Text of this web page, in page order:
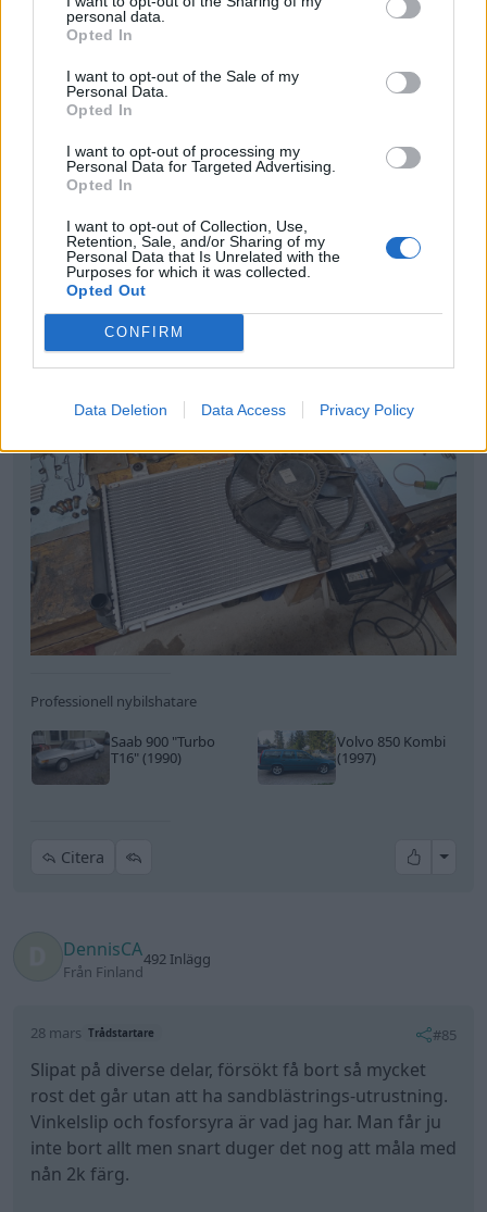
personal data.
Opted In
I want to opt-out of the Sale of my
Personal Data.
Opted In
I want to opt-out of processing my
Personal Data for Targeted Advertising.
Opted In
I want to opt-out of Collection, Use,
Retention, Sale, and/or Sharing of my
Personal Data that Is Unrelated with the
Purposes for which it was collected.
Opted Out
CONFIRM
Data Deletion Data Access Privacy Policy
Det behövs en till fläkt också, men har hittat en ur
en icke turbo modell.
Professionell nybilshatare
Saab 900 "Turbo
T16"(1990)
Volvo 850 Kombi
(1997)
Citera All
DennisCA
Från Finland
492 Inlägg
28 mars Trådstartare #85
Slipat på diverse delar, försökt få bort så mycket
rost det går utan att ha sandblästrings-utrustning.
Vinkelslip och fosforsyra är vad jag har. Man får ju
inte bort allt men snart duger det nog att måla med
nån 2k färg.